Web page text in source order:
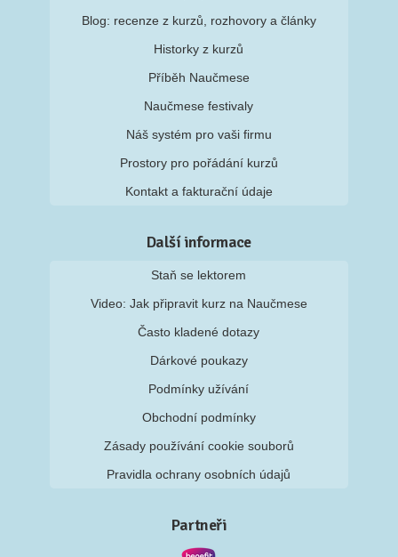
Blog: recenze z kurzů, rozhovory a články
Historky z kurzů
Příběh Naučmese
Naučmese festivaly
Náš systém pro vaši firmu
Prostory pro pořádání kurzů
Kontakt a fakturační údaje
Další informace
Staň se lektorem
Video: Jak připravit kurz na Naučmese
Často kladené dotazy
Dárkové poukazy
Podmínky užívání
Obchodní podmínky
Zásady používání cookie souborů
Pravidla ochrany osobních údajů
Partneři